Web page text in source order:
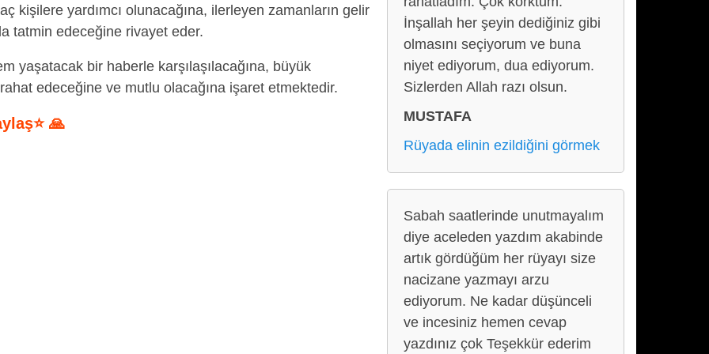
kişilere yardımcı olunacağına, ilerleyen zamanların gelir
tatmin edeceğine rivayet eder.
yaşatacak bir haberle karşılaşılacağına, büyük
edeceğine ve mutlu olacağına işaret etmektedir.
🙏
İnşallah her şeyin dediğiniz gibi
olmasını seçiyorum ve buna
niyet ediyorum, dua ediyorum.
Sizlerden Allah razı olsun.
MUSTAFA
Rüyada elinin ezildiğini görmek
Sabah saatlerinde unutmayalım
diye aceleden yazdım akabinde
artık gördüğüm her rüyayı size
nacizane yazmayı arzu
ediyorum. Ne kadar düşünceli
ve incesiniz hemen cevap
yazdınız çok Teşekkür ederim